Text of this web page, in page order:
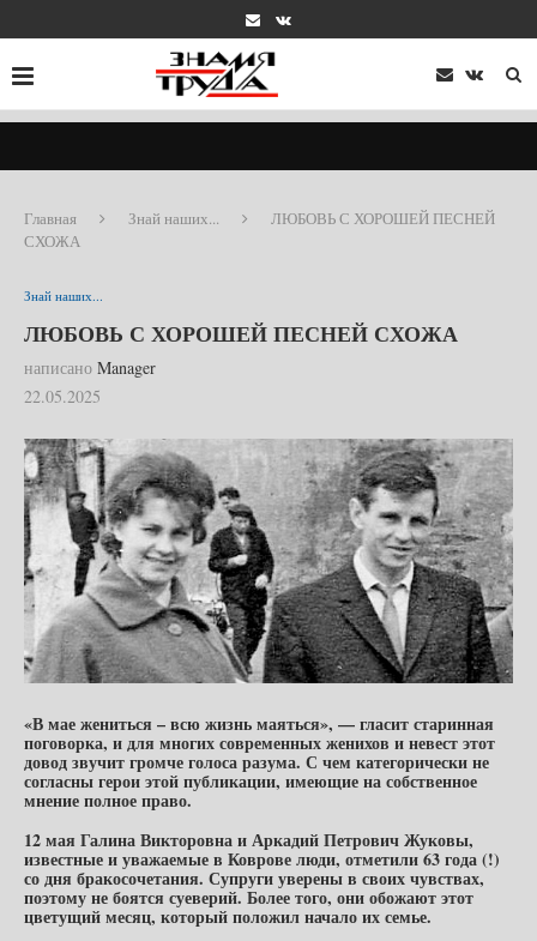
Главная Знай наших...
ЛЮБОВЬ С ХОРОШЕЙ ПЕСНЕЙ
СХОЖА
Знай наших...
ЛЮБОВЬ С ХОРОШЕЙ ПЕСНЕЙ СХОЖА
написано Manager
22.05.2025
«В мае жениться – всю жизнь маяться», — гласит старинная
поговорка, и для многих современных женихов и невест этот
довод звучит громче голоса разума. С чем категорически не
согласны герои этой публикации, имеющие на собственное
мнение полное право.
12 мая Галина Викторовна и Аркадий Петрович Жуковы,
известные и уважаемые в Коврове люди, отметили 63 года (!)
со дня бракосочетания. Супруги уверены в своих чувствах,
поэтому не боятся суеверий. Более того, они обожают этот
цветущий месяц, который положил начало их семье.